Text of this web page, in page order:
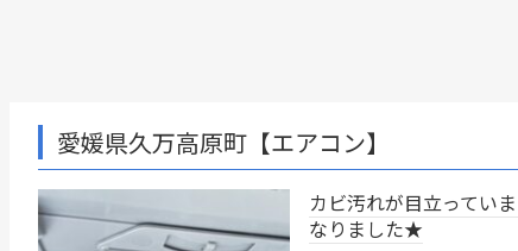
【エアコン】
カビ汚れが目立っていましたが、綺麗に
なりました★